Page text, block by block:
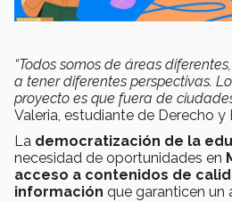
“Todos somos de áreas
a tener diferentes perspectivas.
proyecto es que fuera de
Valeria, estudiante de Derecho y
La democratización de la
necesidad de oportunidades en
acceso a contenidos de
información que garanticen un